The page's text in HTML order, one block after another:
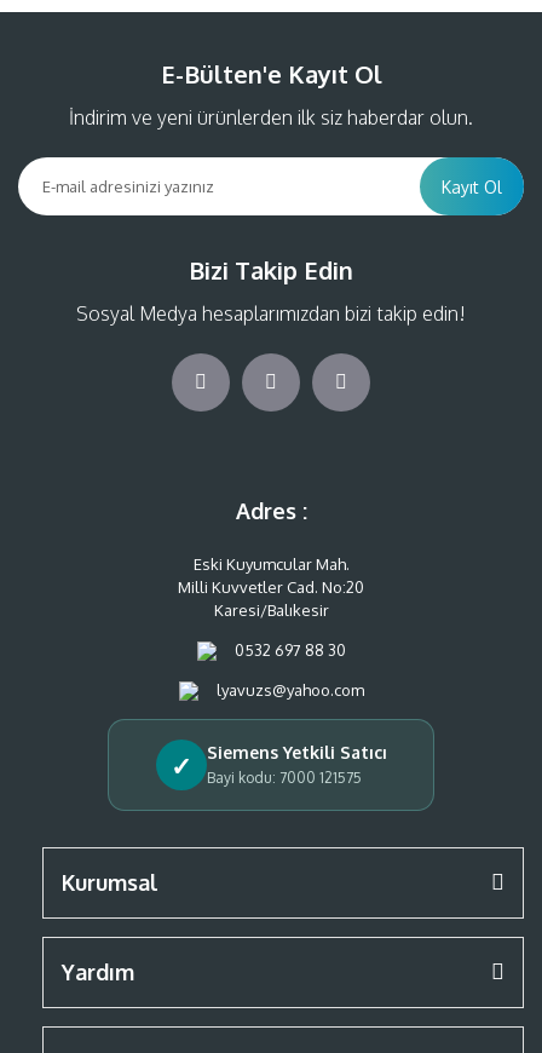
E-Bülten'e Kayıt Ol
İndirim ve yeni ürünlerden ilk siz haberdar olun.
Kayıt Ol
Bizi Takip Edin
Sosyal Medya hesaplarımızdan bizi takip edin!
Adres :
Eski Kuyumcular Mah.
Milli Kuvvetler Cad. No:20
Karesi/Balıkesir
0532 697 88 30
lyavuzs@yahoo.com
✓ Siemens Yetkili Satıcı
Bayi kodu: 7000 121575
Kurumsal
Yardım